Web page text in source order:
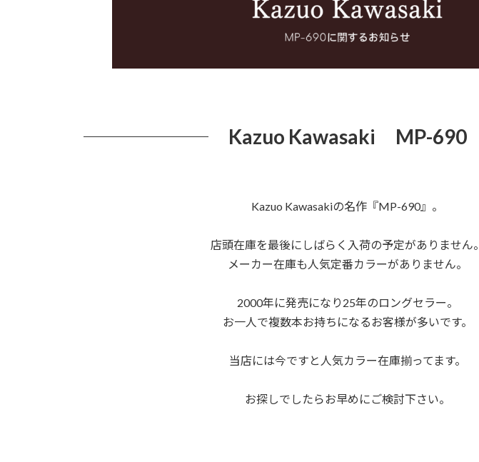
Kazuo Kawasaki MP-690
Kazuo Kawasakiの名作『MP-690』。
店頭在庫を最後にしばらく入荷の予定がありません。
メーカー在庫も人気定番カラーがありません。
2000年に発売になり25年のロングセラー。
お一人で複数本お持ちになるお客様が多いです。
当店には今ですと人気カラー在庫揃ってます。
お探しでしたらお早めにご検討下さい。